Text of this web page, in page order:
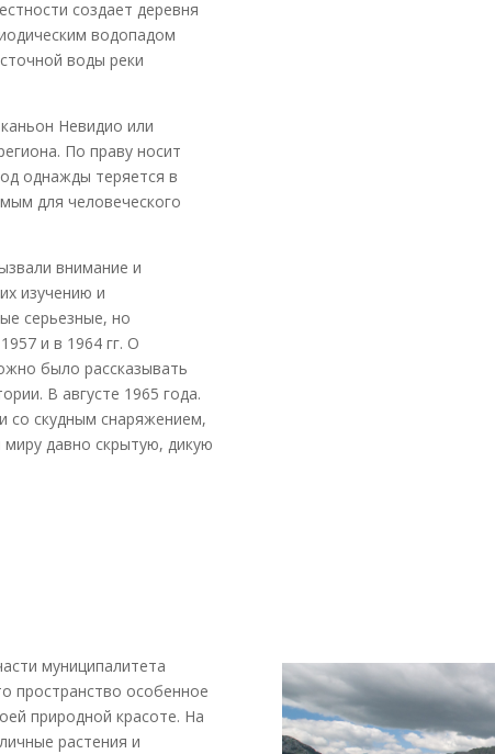
создает деревня
водопадом
воды реки
Невидио или
По праву носит
однажды теряется в
для человеческого
внимание и
изучению и
серьезные, но
и в 1964 гг. О
было рассказывать
В августе 1965 года.
со скудным снаряжением,
давно скрытую, дикую
муниципалитета
пространство особенное
природной красоте. На
растения и